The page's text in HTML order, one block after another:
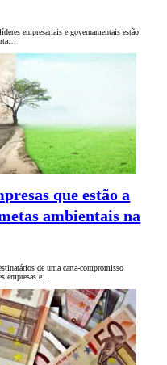
empresariais e governamentais estão
que estão a
ambientais na
de uma carta-compromisso
empresas e…